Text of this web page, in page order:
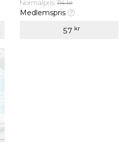
Normalpris:114 kr
Medlemspris
57 kr